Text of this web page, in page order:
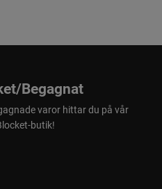
Begagnat
varor hittar du på vår
butik!